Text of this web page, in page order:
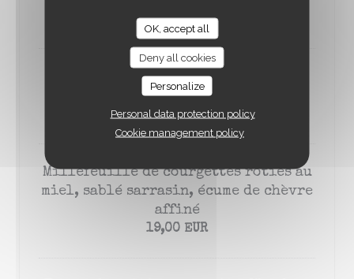
OK, accept all
Deny all cookies
Personalize
Personal data protection policy
Cookie management policy
23,00 EUR
Filet de bar rôti sauce vierge,
polenta au poivron confit
24,00 EUR
Millefeuille de courgettes rôties au
miel, sablé sarrasin, écume de chèvre
affiné
19,00 EUR